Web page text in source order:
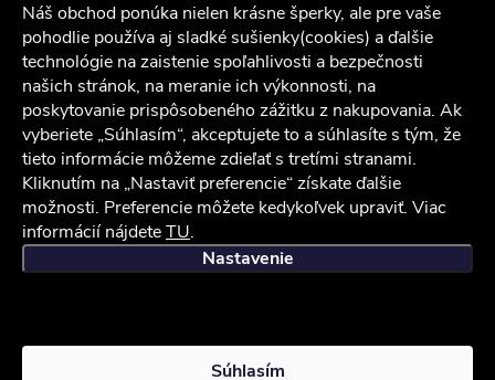
Náš obchod ponúka nielen krásne šperky, ale pre vaše
pohodlie používa aj sladké sušienky(cookies) a ďalšie
technológie na zaistenie spoľahlivosti a bezpečnosti
našich stránok, na meranie ich výkonnosti, na
poskytovanie prispôsobeného zážitku z nakupovania. Ak
vyberiete „Súhlasím“, akceptujete to a súhlasíte s tým, že
tieto informácie môžeme zdieľať s tretími stranami.
Kliknutím na „Nastaviť preferencie“ získate ďalšie
možnosti. Preferencie môžete kedykoľvek upraviť. Viac
informácií nájdeteTU.
Nastavenie
Súhlasím
Sledovať na Instagrame
Služby zákazníkom
iocel.sk Obchodné podmienky Ochrana osobných údajov